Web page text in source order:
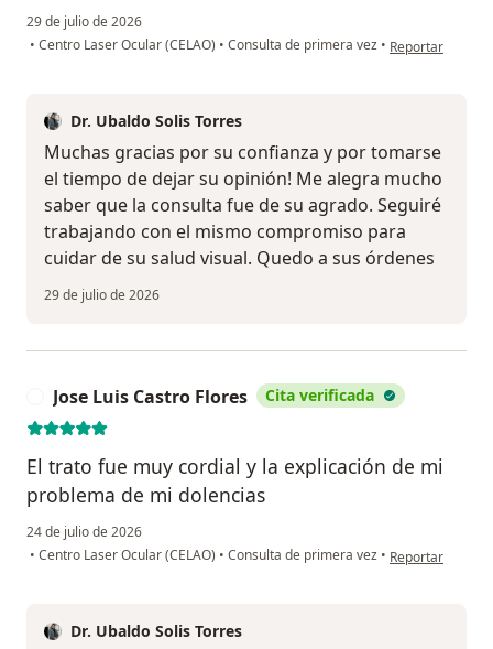
29 de julio de 2026
• Centro Laser Ocular (CELAO) • Consulta de primera vez • en opinión del
Reportar
Dr. Ubaldo Solis Torres
Muchas gracias por su confianza y por tomarse
el tiempo de dejar su opinión! Me alegra mucho
saber que la consulta fue de su agrado. Seguiré
trabajando con el mismo compromiso para
cuidar de su salud visual. Quedo a sus órdenes
29 de julio de 2026
Jose Luis Castro Flores Cita verificada
El trato fue muy cordial y la explicación de mi
problema de mi dolencias
24 de julio de 2026
• Centro Laser Ocular (CELAO) • Consulta de primera vez • en opinión del
Reportar
Dr. Ubaldo Solis Torres